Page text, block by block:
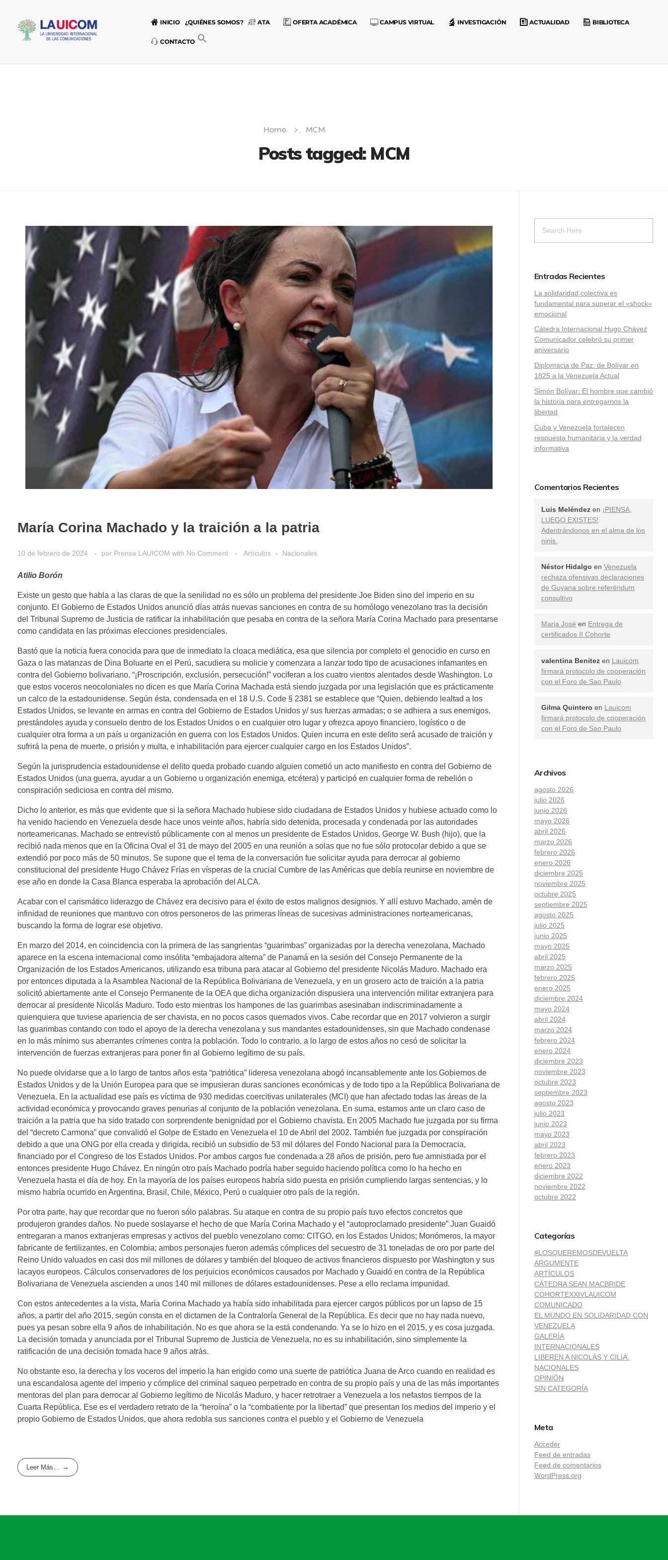
INICIO ¿QUIÉNES SOMOS? ATA OFERTA ACADÉMICA CAMPUS VIRTUAL INVESTIGACIÓN ACTUALIDAD BIBLIOTECA
CONTACTO
Home MCM
Posts tagged: MCM
María Corina Machado y la traición a la patria
10 de febrero de 2024 por Prensa LAUICOM with No Comment Artículos Nacionales
Atilio Borón
Existe un gesto que habla a las claras de que la senilidad no es sólo un problema del presidente Joe Biden sino del imperio en su
conjunto. El Gobierno de Estados Unidos anunció días atrás nuevas sanciones en contra de su homólogo venezolano tras la decisión
del Tribunal Supremo de Justicia de ratificar la inhabilitación que pesaba en contra de la señora María Corina Machado para presentarse
como candidata en las próximas elecciones presidenciales.
Bastó que la noticia fuera conocida para que de inmediato la cloaca mediática, esa que silencia por completo el genocidio en curso en
Gaza o las matanzas de Dina Boluarte en el Perú, sacudiera su molicie y comenzara a lanzar todo tipo de acusaciones infamantes en
contra del Gobierno bolivariano. “¡Proscripción, exclusión, persecución!” vociferan a los cuatro vientos alentados desde Washington. Lo
que estos voceros neocoloniales no dicen es que María Corina Machada está siendo juzgada por una legislación que es prácticamente
un calco de la estadounidense. Según ésta, condensada en el 18 U.S. Code § 2381 se establece que “Quien, debiendo lealtad a los
Estados Unidos, se levante en armas en contra del Gobierno de Estados Unidos y/ sus fuerzas armadas; o se adhiera a sus enemigos,
prestándoles ayuda y consuelo dentro de los Estados Unidos o en cualquier otro lugar y ofrezca apoyo financiero, logístico o de
cualquier otra forma a un país u organización en guerra con los Estados Unidos. Quien incurra en este delito será acusado de traición y
sufrirá la pena de muerte, o prisión y multa, e inhabilitación para ejercer cualquier cargo en los Estados Unidos”.
Según la jurisprudencia estadounidense el delito queda probado cuando alguien cometió un acto manifiesto en contra del Gobierno de
Estados Unidos (una guerra, ayudar a un Gobierno u organización enemiga, etcétera) y participó en cualquier forma de rebelión o
conspiración sediciosa en contra del mismo.
Dicho lo anterior, es más que evidente que si la señora Machado hubiese sido ciudadana de Estados Unidos y hubiese actuado como lo
ha venido haciendo en Venezuela desde hace unos veinte años, habría sido detenida, procesada y condenada por las autoridades
norteamericanas. Machado se entrevistó públicamente con al menos un presidente de Estados Unidos, George W. Bush (hijo), que la
recibió nada menos que en la Oficina Oval el 31 de mayo del 2005 en una reunión a solas que no fue sólo protocolar debido a que se
extendió por poco más de 50 minutos. Se supone que el tema de la conversación fue solicitar ayuda para derrocar al gobierno
constitucional del presidente Hugo Chávez Frías en vísperas de la crucial Cumbre de las Américas que debía reunirse en noviembre de
ese año en donde la Casa Blanca esperaba la aprobación del ALCA.
Acabar con el carismático liderazgo de Chávez era decisivo para el éxito de estos malignos designios. Y allí estuvo Machado, amén de
infinidad de reuniones que mantuvo con otros personeros de las primeras líneas de sucesivas administraciones norteamericanas,
buscando la forma de lograr ese objetivo.
En marzo del 2014, en coincidencia con la primera de las sangrientas “guarimbas” organizadas por la derecha venezolana, Machado
aparece en la escena internacional como insólita “embajadora alterna” de Panamá en la sesión del Consejo Permanente de la
Organización de los Estados Americanos, utilizando esa tribuna para atacar al Gobierno del presidente Nicolás Maduro. Machado era
por entonces diputada a la Asamblea Nacional de la República Bolivariana de Venezuela, y en un grosero acto de traición a la patria
solicitó abiertamente ante el Consejo Permanente de la OEA que dicha organización dispusiera una intervención militar extranjera para
derrocar al presidente Nicolás Maduro. Todo esto mientras los hampones de las guarimbas asesinaban indiscriminadamente a
quienquiera que tuviese apariencia de ser chavista, en no pocos casos quemados vivos. Cabe recordar que en 2017 volvieron a surgir
las guarimbas contando con todo el apoyo de la derecha venezolana y sus mandantes estadounidenses, sin que Machado condenase
en lo más mínimo sus aberrantes crímenes contra la población. Todo lo contrario, a lo largo de estos años no cesó de solicitar la
intervención de fuerzas extranjeras para poner fin al Gobierno legítimo de su país.
No puede olvidarse que a lo largo de tantos años esta “patriótica” lideresa venezolana abogó incansablemente ante los Gobiernos de
Estados Unidos y de la Unión Europea para que se impusieran duras sanciones económicas y de todo tipo a la República Bolivariana de
Venezuela. En la actualidad ese país es víctima de 930 medidas coercitivas unilaterales (MCI) que han afectado todas las áreas de la
actividad económica y provocando graves penurias al conjunto de la población venezolana. En suma, estamos ante un claro caso de
traición a la patria que ha sido tratado con sorprendente benignidad por el Gobierno chavista. En 2005 Machado fue juzgada por su firma
del “decreto Carmona” que convalidó el Golpe de Estado en Venezuela el 10 de Abril del 2002. También fue juzgada por conspiración
debido a que una ONG por ella creada y dirigida, recibió un subsidio de 53 mil dólares del Fondo Nacional para la Democracia,
financiado por el Congreso de los Estados Unidos. Por ambos cargos fue condenada a 28 años de prisión, pero fue amnistiada por el
entonces presidente Hugo Chávez. En ningún otro país Machado podría haber seguido haciendo política como lo ha hecho en
Venezuela hasta el día de hoy. En la mayoría de los países europeos habría sido puesta en prisión cumpliendo largas sentencias, y lo
mismo habría ocurrido en Argentina, Brasil, Chile, México, Perú o cualquier otro país de la región.
Por otra parte, hay que recordar que no fueron sólo palabras. Su ataque en contra de su propio país tuvo efectos concretos que
produjeron grandes daños. No puede soslayarse el hecho de que María Corina Machado y el “autoproclamado presidente” Juan Guaidó
entregaran a manos extranjeras empresas y activos del pueblo venezolano como: CITGO, en los Estados Unidos; Monómeros, la mayor
fabricante de fertilizantes, en Colombia; ambos personajes fueron además cómplices del secuestro de 31 toneladas de oro por parte del
Reino Unido valuados en casi dos mil millones de dólares y también del bloqueo de activos financieros dispuesto por Washington y sus
lacayos europeos. Cálculos conservadores de los perjuicios económicos causados por Machado y Guaidó en contra de la República
Bolivariana de Venezuela ascienden a unos 140 mil millones de dólares estadounidenses. Pese a ello reclama impunidad.
Con estos antecedentes a la vista, María Corina Machado ya había sido inhabilitada para ejercer cargos públicos por un lapso de 15
años, a partir del año 2015, según consta en el dictamen de la Contraloría General de la República. Es decir que no hay nada nuevo,
pues ya pesan sobre ella 9 años de inhabilitación. No es que ahora se la está condenando. Ya se lo hizo en el 2015, y es cosa juzgada.
La decisión tomada y anunciada por el Tribunal Supremo de Justicia de Venezuela, no es su inhabilitación, sino simplemente la
ratificación de una decisión tomada hace 9 años atrás.
No obstante eso, la derecha y los voceros del imperio la han erigido como una suerte de patriótica Juana de Arco cuando en realidad es
una escandalosa agente del imperio y cómplice del criminal saqueo perpetrado en contra de su propio país y una de las más importantes
mentoras del plan para derrocar al Gobierno legítimo de Nicolás Maduro, y hacer retrotraer a Venezuela a los nefastos tiempos de la
Cuarta República. Ese es el verdadero retrato de la “heroína” o la “combatiente por la libertad” que presentan los medios del imperio y el
propio Gobierno de Estados Unidos, que ahora redobla sus sanciones contra el pueblo y el Gobierno de Venezuela
Leer Más...
Entradas Recientes
La solidaridad colectiva es
fundamental para superar el «shock»
emocional
Cátedra Internacional Hugo Chávez
Comunicador celebró su primer
aniversario
Diplomacia de Paz: de Bolívar en
1825 a la Venezuela Actual
Simón Bolívar: El hombre que cambió
la historia para entregarnos la
libertad
​Cuba y Venezuela fortalecen
respuesta humanitaria y la verdad
informativa
Comentarios Recientes
Luis Meléndez en ¡PIENSA,
LUEGO EXISTES!
Adentrándonos en el alma de los
ninis.
Néstor Hidalgo en Venezuela
rechaza ofensivas declaraciones
de Guyana sobre referéndum
consultivo
Maria José en Entrega de
certificados II Cohorte
valentina Benitez en Lauicom
firmará protocolo de cooperación
con el Foro de Sao Paulo
Gilma Quintero en Lauicom
firmará protocolo de cooperación
con el Foro de Sao Paulo
Archivos
agosto 2026
julio 2026
junio 2026
mayo 2026
abril 2026
marzo 2026
febrero 2026
enero 2026
diciembre 2025
noviembre 2025
octubre 2025
septiembre 2025
agosto 2025
julio 2025
junio 2025
mayo 2025
abril 2025
marzo 2025
febrero 2025
enero 2025
diciembre 2024
mayo 2024
abril 2024
marzo 2024
febrero 2024
enero 2024
diciembre 2023
noviembre 2023
octubre 2023
septiembre 2023
agosto 2023
julio 2023
junio 2023
mayo 2023
abril 2023
febrero 2023
enero 2023
diciembre 2022
noviembre 2022
octubre 2022
Categorías
#LOSQUEREMOSDEVUELTA
ARGUMENTE
ARTÍCULOS
CÁTEDRA SEAN MACBRIDE
COHORTEXXIVLAUICOM
COMUNICADO
EL MUNDO EN SOLIDARIDAD CON
VENEZUELA
GALERÍA
INTERNACIONALES
LIBEREN A NICOLÁS Y CILIA.
NACIONALES
OPINIÓN
SIN CATEGORÍA
Meta
Acceder
Feed de entradas
Feed de comentarios
WordPress.org